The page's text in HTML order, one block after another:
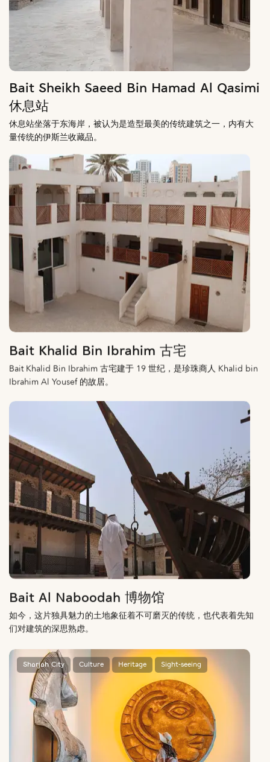
Bait Sheikh Saeed Bin Hamad Al Qasimi
休息站
休息站坐落于东海岸，被认为是造型最美的传统建筑之一，内有大
量传统的伊斯兰收藏品。
Bait Khalid Bin Ibrahim 古宅
Bait Khalid Bin Ibrahim 古宅建于 19 世纪，是珍珠商人 Khalid bin
Ibrahim Al Yousef 的故居。
Bait Al Naboodah 博物馆
如今，这片独具魅力的土地象征着不可磨灭的传统，也代表着先知
们对建筑的深思熟虑。
Sharjah City Culture Heritage Sight-seeing